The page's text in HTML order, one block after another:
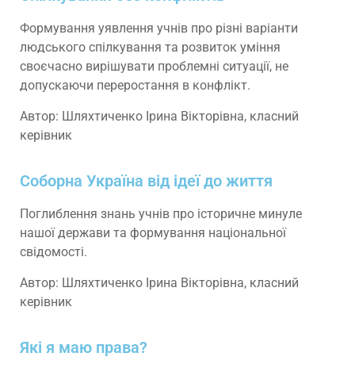
Формування уявлення учнів про різні варіанти
людського спілкування та розвиток уміння
своєчасно вирішувати проблемні ситуації, не
допускаючи переростання в конфлікт.
Автор: Шляхтиченко Ірина Вікторівна, класний
керівник
Соборна Україна від ідеї до життя
Поглиблення знань учнів про історичне минуле
нашої держави та формування національної
свідомості.
Автор: Шляхтиченко Ірина Вікторівна, класний
керівник
Які я маю права?